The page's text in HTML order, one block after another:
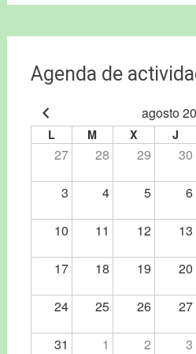
Agenda de
agosto
L M X J
27 28 29 30
3 4 5 6
10 11 12 13
17 18 19 20
24 25 26 27
31 1 2 3